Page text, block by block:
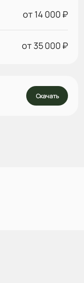
от 14 000 ₽
от 35 000 ₽
Скачать